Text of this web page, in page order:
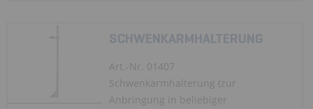
SCHWENKARMHALTERUNG
Art.-Nr. 01407
Schwenkarmhalterung (zur
Anbringung in beliebiger